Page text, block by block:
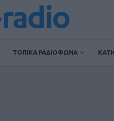
ΤΟΠΙΚΑ ΡΑΔΙΟΦΩΝΑ